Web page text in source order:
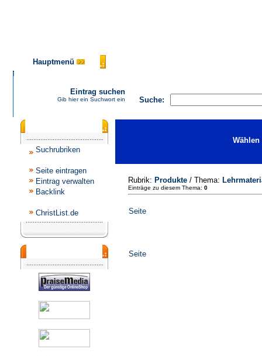
Hauptmenü
Suche:
Eintrag suchen
Gib hier ein Suchwort ein
Suchrubriken
Seite eintragen
Eintrag verwalten
Backlink
ChristList.de
Rubrik: Produkte / Thema:
Einträge zu diesem Thema: 0
Seite
Seite